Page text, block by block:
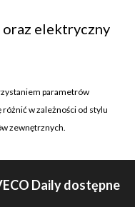
oraz elektryczny
parametrów
w zależności od stylu
zewnętrznych.
Daily dostępne